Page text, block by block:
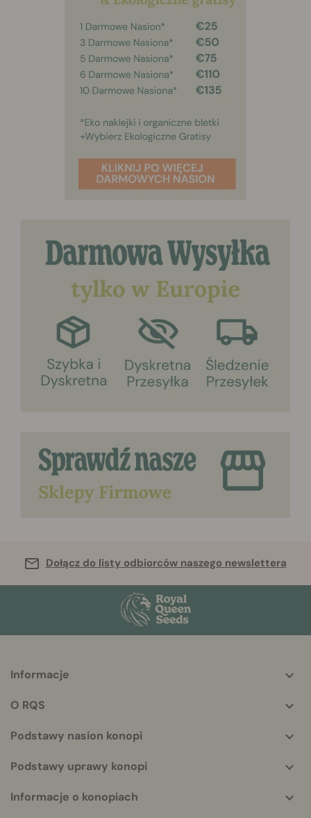
Dołącz do listy odbiorców naszego newslettera
info
Informacje
O RQS
Podstawy nasion konopi
Podstawy uprawy konopi
Informacje o konopiach